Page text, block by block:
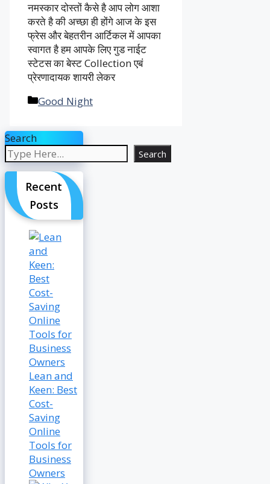
नमस्कार दोस्तों कैसे है आप लोग आशा
करते है की अच्छा ही होंगे आज के इस
फ्रेस और बेहतरीन आर्टिकल में आपका
स्वागत है हम आपके लिए गुड नाईट
स्टेटस का बेस्ट Collection एबं
प्रेरणादायक शायरी लेकर
Categories
Good Night
Search
Search
Recent
Posts
Lean and
Keen: Best
Cost-
Saving
Online
Tools for
Business
Owners